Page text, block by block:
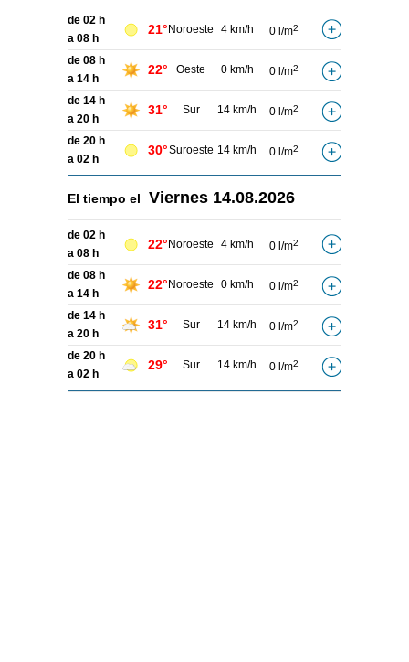
de 02 h
a 08 h
21° Noroeste 4 km/h 0 l/m2
de 08 h
a 14 h
22° Oeste 0 km/h 0 l/m2
de 14 h
a 20 h
31° Sur 14 km/h 0 l/m2
de 20 h
a 02 h
30°Suroeste 14 km/h 0 l/m2
El tiempo el Viernes 14.08.2026
de 02 h
a 08 h
22° Noroeste 4 km/h 0 l/m2
de 08 h
a 14 h
22° Noroeste 0 km/h 0 l/m2
de 14 h
a 20 h
31° Sur 14 km/h 0 l/m2
de 20 h
a 02 h
29° Sur 14 km/h 0 l/m2